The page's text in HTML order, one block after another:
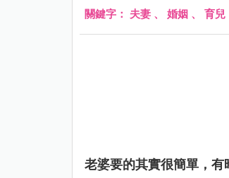
關鍵字： 夫妻 、 婚姻 、 育兒
老婆要的其實很簡單，